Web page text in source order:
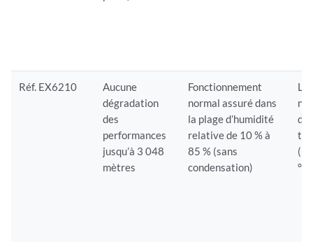
Réf. EX6210
Aucune
dégradation
des
performances
jusqu’à 3 048
mètres
Fonctionnement
normal assuré dans
la plage d’humidité
relative de 10 % à
85 % (sans
condensation)
Le
°F)